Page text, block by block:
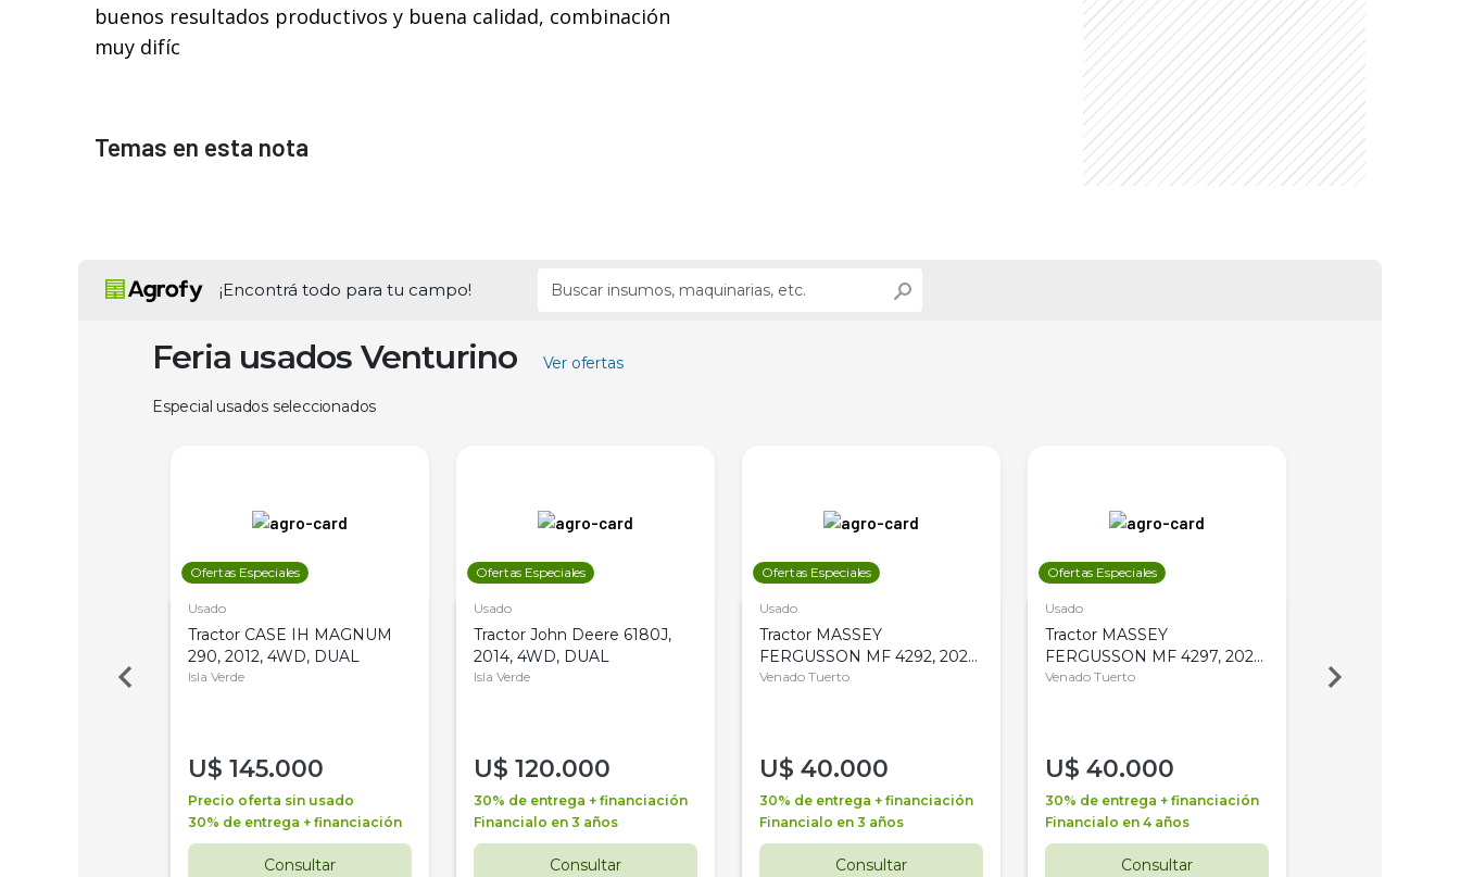
buenos resultados productivos y buena calidad, combinación
muy difíc
Temas en esta nota
¡Encontrá todo para tu campo!
Feria usados Venturino Ver ofertas
Especial usados seleccionados
Ofertas Especiales
Usado
Tractor CASE IH MAGNUM
290, 2012, 4WD, DUAL
Isla Verde
U$ 145.000
Precio oferta sin usado
30% de entrega + financiación
Consultar
Ofertas Especiales
Usado
Tractor John Deere 6180J,
2014, 4WD, DUAL
Isla Verde
U$ 120.000
30% de entrega + financiación
Financialo en 3 años
Consultar
Ofertas Especiales
Usado
Tractor MASSEY
FERGUSSON MF 4292, 2020,
4WD, PATON
Venado Tuerto
U$ 40.000
30% de entrega + financiación
Financialo en 3 años
Consultar
Ofertas Especiales
Usado
Tractor MASSEY
FERGUSSON MF 4297, 2020,
4WD, PATON
Venado Tuerto
U$ 40.000
30% de entrega + financiación
Financialo en 4 años
Consultar
Venado Tuerto